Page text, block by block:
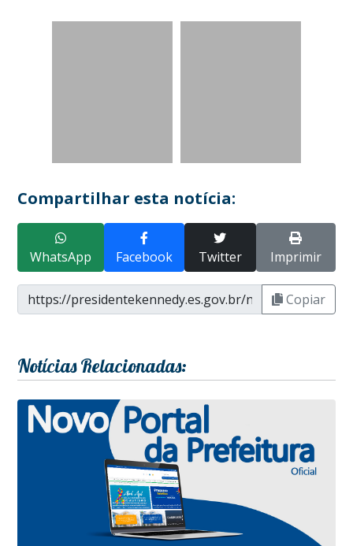
Compartilhar esta notícia:
WhatsApp Facebook Twitter Imprimir
Copiar
Notícias Relacionadas: